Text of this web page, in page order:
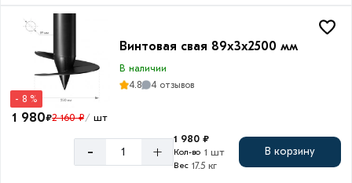
300
мм
350
Толщина
- 8 %
Винтовая свая 89х3х2500 мм
В наличии
4.8
4 отзывов
1 980₽2 160 ₽/ шт
- +
1 980 ₽
Кол-во 1 шт
Вес 17.5 кг
В корзину